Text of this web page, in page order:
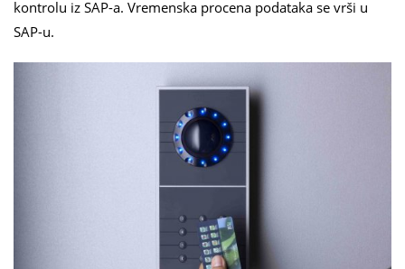
kontrolu iz SAP-a. Vremenska procena podataka se vrši u
SAP-u.